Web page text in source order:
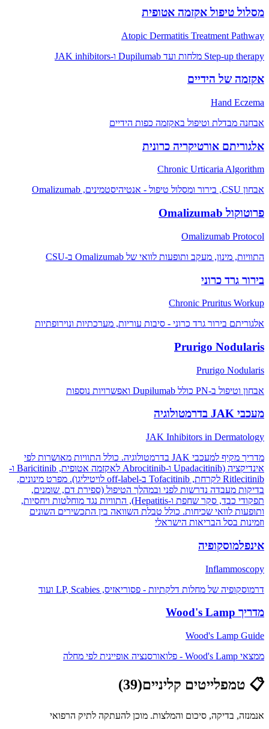
מסלול טיפול אקזמה אטופית
Atopic Dermatitis Treatment Pathway
Step-up therapy מלחות ועד Dupilumab ו-JAK inhibitors
אקזמה של הידיים
Hand Eczema
אבחנה מבדלת וטיפול באקזמה כפות הידיים
אלגוריתם אורטיקריה כרונית
Chronic Urticaria Algorithm
אבחון CSU, בירור ומסלול טיפול - אנטיהיסטמינים, Omalizumab
פרוטוקול Omalizumab
Omalizumab Protocol
התוויות, מינון, מעקב ותופעות לוואי של Omalizumab ב-CSU
בירור גרד כרוני
Chronic Pruritus Workup
אלגוריתם בירור גרד כרוני - סיבות עוריות, מערכתיות ונוירופתיות
Prurigo Nodularis
Prurigo Nodularis
אבחון וטיפול ב-PN כולל Dupilumab ואפשרויות נוספות
מעכבי JAK בדרמטולוגיה
JAK Inhibitors in Dermatology
מדריך מקיף למעכבי JAK בדרמטולוגיה. כולל התוויות מאושרות לפי
אינדיקציה (Upadacitinib ו-Abrocitinib לאקזמה אטופית, Baricitinib ו-
Ritlecitinib לקרחת, Tofacitinib ב-off-label לויטיליגו). מפרט מינונים,
בדיקות מעבדה נדרשות לפני ובמהלך הטיפול (ספירת דם, שומנים,
תפקודי כבד, סקר שחפת ו-Hepatitis), התוויות נגד מוחלטות ויחסיות,
ותופעות לוואי שכיחות. כולל טבלת השוואה בין התכשירים השונים
וזמינות בסל הבריאות הישראלי
אינפלמוסקופיה
Inflammoscopy
דרמוסקופיה של מחלות דלקתיות - פסוריאזיס, LP, Scabies ועוד
מדריך Wood's Lamp
Wood's Lamp Guide
ממצאי Wood's Lamp - פלואורסנציה אופיינית לפי מחלה
📋 טמפלייטים קליניים(
39
)
אנמנזה, בדיקה, סיכום והמלצות. מוכן להעתקה לתיק הרפואי